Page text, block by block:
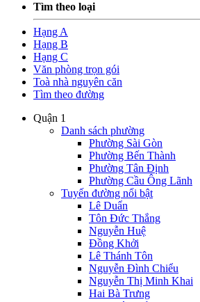
Tìm theo loại
Hạng A
Hạng B
Hạng C
Văn phòng trọn gói
Toà nhà nguyên căn
Tìm theo đường
Quận 1
Danh sách phường
Phường Sài Gòn
Phường Bến Thành
Phường Tân Định
Phường Cầu Ông Lãnh
Tuyến đường nổi bật
Lê Duẩn
Tôn Đức Thắng
Nguyễn Huệ
Đồng Khởi
Lê Thánh Tôn
Nguyễn Đình Chiểu
Nguyễn Thị Minh Khai
Hai Bà Trưng